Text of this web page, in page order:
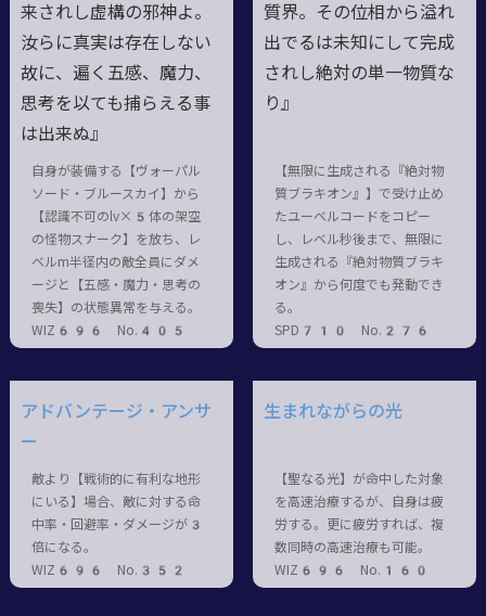
来されし虚構の邪神よ。
汝らに真実は存在しない
故に、遍く五感、魔力、
思考を以ても捕らえる事
は出来ぬ』
自身が装備する【ヴォーパル
ソード・ブルースカイ】から
【認識不可のlv×5体の架空
の怪物スナーク】を放ち、レ
ベルm半径内の敵全員にダメ
ージと【五感・魔力・思考の
喪失】の状態異常を与える。
WIZ696 No.405
質界。その位相から溢れ
出でるは未知にして完成
されし絶対の単一物質な
り』
【無限に生成される『絶対物
質ブラキオン』】で受け止め
たユーベルコードをコピー
し、レベル秒後まで、無限に
生成される『絶対物質ブラキ
オン』から何度でも発動でき
る。
SPD710 No.276
アドバンテージ・アンサ
ー
敵より【戦術的に有利な地形
にいる】場合、敵に対する命
中率・回避率・ダメージが3
倍になる。
WIZ696 No.352
生まれながらの光
【聖なる光】が命中した対象
を高速治療するが、自身は疲
労する。更に疲労すれば、複
数同時の高速治療も可能。
WIZ696 No.160